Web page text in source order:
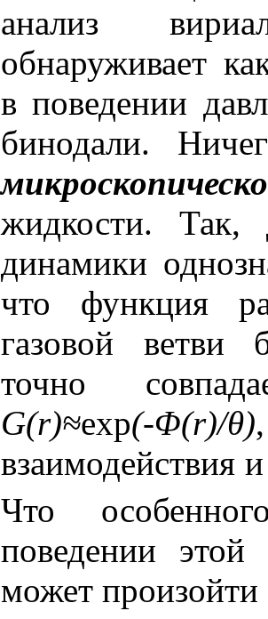
анализ
обнаруживает
в поведении
бинодали.
жидкости. Так,
динамики
что функция
газовой ветви
точно
G(r)≈exp(-Φ(r)/θ)
взаимодействия
Что
поведении
может произойти